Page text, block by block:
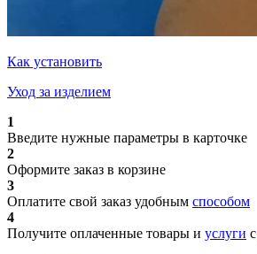
Как установить
Уход за изделием
1
Введите нужные параметры в карточке
2
Оформите заказ в корзине
3
Оплатите свой заказ удобным способом
4
Получите оплаченные товары и услуги с